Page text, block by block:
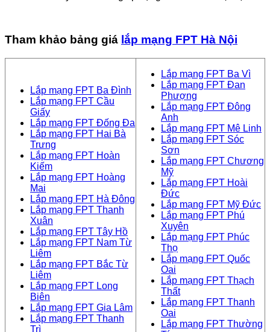
Tham khảo bảng giá lắp mạng FPT Hà Nội
Lắp mạng FPT Ba Đình
Lắp mạng FPT Cầu
Giấy
Lắp mạng FPT Đống Đa
Lắp mạng FPT Hai Bà
Trưng
Lắp mạng FPT Hoàn
Kiếm
Lắp mạng FPT Hoàng
Mai
Lắp mạng FPT Hà Đông
Lắp mạng FPT Thanh
Xuân
Lắp mạng FPT Tây Hồ
Lắp mạng FPT Nam Từ
Liêm
Lắp mạng FPT Bắc Từ
Liêm
Lắp mạng FPT Long
Biên
Lắp mạng FPT Gia Lâm
Lắp mạng FPT Thanh
Trì
Lắp mạng FPT Ba Vì
Lắp mạng FPT Đan
Phượng
Lắp mạng FPT Đông
Anh
Lắp mạng FPT Mê Linh
Lắp mạng FPT Sóc
Sơn
Lắp mạng FPT Chương
Mỹ
Lắp mạng FPT Hoài
Đức
Lắp mạng FPT Mỹ Đức
Lắp mạng FPT Phú
Xuyên
Lắp mạng FPT Phúc
Thọ
Lắp mạng FPT Quốc
Oai
Lắp mạng FPT Thạch
Thất
Lắp mạng FPT Thanh
Oai
Lắp mạng FPT Thường